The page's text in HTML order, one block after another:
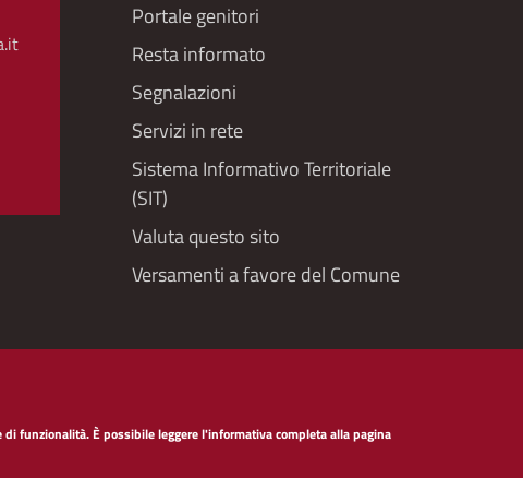
Portale genitori
Resta informato
Segnalazioni
Servizi in rete
Sistema Informativo Territoriale
(SIT)
Valuta questo sito
Versamenti a favore del Comune
Privacy policy servizi web
Social Media Policy
funzionalità. È possibile leggere l'informativa completa alla pagina